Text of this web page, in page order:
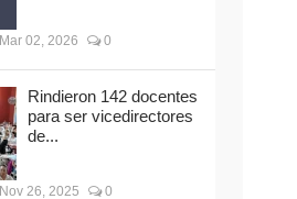
Mar 02, 2026 0
Rindieron 142 docentes
para ser vicedirectores
de...
Nov 26, 2025 0